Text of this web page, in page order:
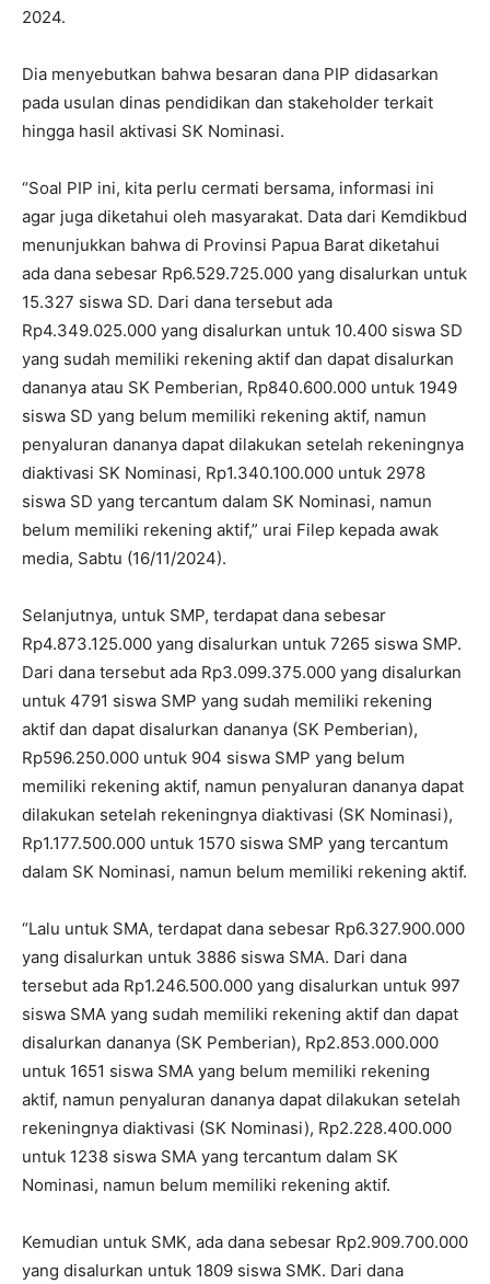
2024.
Dia menyebutkan bahwa besaran dana PIP didasarkan
pada usulan dinas pendidikan dan stakeholder terkait
hingga hasil aktivasi SK Nominasi.
“Soal PIP ini, kita perlu cermati bersama, informasi ini
agar juga diketahui oleh masyarakat. Data dari Kemdikbud
menunjukkan bahwa di Provinsi Papua Barat diketahui
ada dana sebesar Rp6.529.725.000 yang disalurkan untuk
15.327 siswa SD. Dari dana tersebut ada
Rp4.349.025.000 yang disalurkan untuk 10.400 siswa SD
yang sudah memiliki rekening aktif dan dapat disalurkan
dananya atau SK Pemberian, Rp840.600.000 untuk 1949
siswa SD yang belum memiliki rekening aktif, namun
penyaluran dananya dapat dilakukan setelah rekeningnya
diaktivasi SK Nominasi, Rp1.340.100.000 untuk 2978
siswa SD yang tercantum dalam SK Nominasi, namun
belum memiliki rekening aktif,” urai Filep kepada awak
media, Sabtu (16/11/2024).
Selanjutnya, untuk SMP, terdapat dana sebesar
Rp4.873.125.000 yang disalurkan untuk 7265 siswa SMP.
Dari dana tersebut ada Rp3.099.375.000 yang disalurkan
untuk 4791 siswa SMP yang sudah memiliki rekening
aktif dan dapat disalurkan dananya (SK Pemberian),
Rp596.250.000 untuk 904 siswa SMP yang belum
memiliki rekening aktif, namun penyaluran dananya dapat
dilakukan setelah rekeningnya diaktivasi (SK Nominasi),
Rp1.177.500.000 untuk 1570 siswa SMP yang tercantum
dalam SK Nominasi, namun belum memiliki rekening aktif.
“Lalu untuk SMA, terdapat dana sebesar Rp6.327.900.000
yang disalurkan untuk 3886 siswa SMA. Dari dana
tersebut ada Rp1.246.500.000 yang disalurkan untuk 997
siswa SMA yang sudah memiliki rekening aktif dan dapat
disalurkan dananya (SK Pemberian), Rp2.853.000.000
untuk 1651 siswa SMA yang belum memiliki rekening
aktif, namun penyaluran dananya dapat dilakukan setelah
rekeningnya diaktivasi (SK Nominasi), Rp2.228.400.000
untuk 1238 siswa SMA yang tercantum dalam SK
Nominasi, namun belum memiliki rekening aktif.
Kemudian untuk SMK, ada dana sebesar Rp2.909.700.000
yang disalurkan untuk 1809 siswa SMK. Dari dana